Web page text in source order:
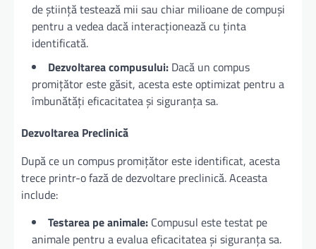
de știință testează mii sau chiar milioane de compuși
pentru a vedea dacă interacționează cu ținta
identificată.
Dezvoltarea compusului: Dacă un compus
promițător este găsit, acesta este optimizat pentru a
îmbunătăți eficacitatea și siguranța sa.
Dezvoltarea Preclinică
După ce un compus promițător este identificat, acesta
trece printr-o fază de dezvoltare preclinică. Aceasta
include:
Testarea pe animale: Compusul este testat pe
animale pentru a evalua eficacitatea și siguranța sa.